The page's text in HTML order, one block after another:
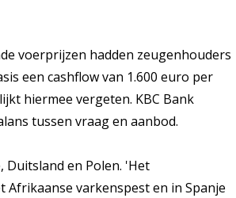
voerprijzen hadden zeugenhouders
een cashflow van 1.600 euro per
hiermee vergeten. KBC Bank
tussen vraag en aanbod.
Duitsland en Polen. 'Het
varkenspest en in Spanje